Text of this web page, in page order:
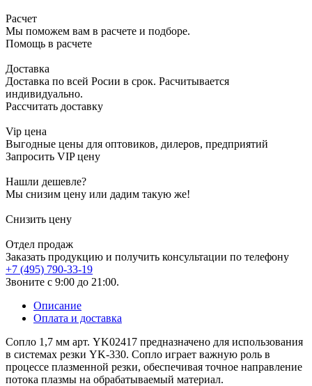
Расчет
Мы поможем вам в расчете и подборе.
Помощь в расчете
Доставка
Доставка по всей Росии в срок. Расчитывается
индивидуально.
Рассчитать доставку
Vip цена
Выгодные цены для оптовиков, дилеров, предприятий
Запросить VIP цену
Нашли дешевле?
Мы снизим цену или дадим такую же!
Снизить цену
Отдел продаж
Заказать продукцию и получить консультации по телефону
+7 (495) 790-33-19
Звоните с 9:00 до 21:00.
Описание
Оплата и доставка
Сопло 1,7 мм арт. YK02417 предназначено для использования
в системах резки YK-330. Сопло играет важную роль в
процессе плазменной резки, обеспечивая точное направление
потока плазмы на обрабатываемый материал.